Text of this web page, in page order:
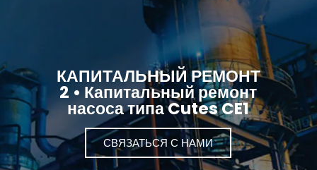
КАПИТАЛЬНЫЙ РЕМОНТ
2 • Капитальный ремонт
насоса типа Cutes CE1
СВЯЗАТЬСЯ С НАМИ